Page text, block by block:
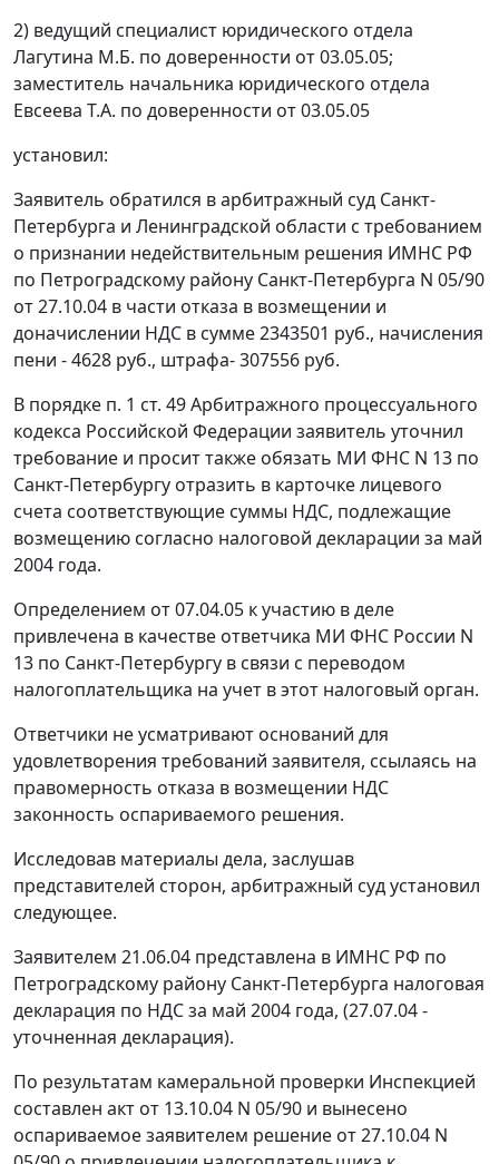
2) ведущий специалист юридического отдела
Лагутина М.Б. по доверенности от 03.05.05;
заместитель начальника юридического отдела
Евсеева Т.А. по доверенности от 03.05.05
установил:
Заявитель обратился в арбитражный суд Санкт-
Петербурга и Ленинградской области с требованием
о признании недействительным решения ИМНС РФ
по Петроградскому району Санкт-Петербурга N 05/90
от 27.10.04 в части отказа в возмещении и
доначислении НДС в сумме 2343501 руб., начисления
пени - 4628 руб., штрафа- 307556 руб.
В порядке п. 1 ст. 49Арбитражного процессуального
кодекса Российской Федерации заявитель уточнил
требование и просит также обязать МИ ФНС N 13 по
Санкт-Петербургу отразить в карточке лицевого
счета соответствующие суммы НДС, подлежащие
возмещению согласно налоговой декларации за май
2004 года.
Определением от 07.04.05 к участию в деле
привлечена в качестве ответчика МИ ФНС России N
13 по Санкт-Петербургу в связи с переводом
налогоплательщика на учет в этот налоговый орган.
Ответчики не усматривают оснований для
удовлетворения требований заявителя, ссылаясь на
правомерность отказа в возмещении НДС
законность оспариваемого решения.
Исследовав материалы дела, заслушав
представителей сторон, арбитражный суд установил
следующее.
Заявителем 21.06.04 представлена в ИМНС РФ по
Петроградскому району Санкт-Петербурга налоговая
декларация по НДС за май 2004 года, (27.07.04 -
уточненная декларация).
По результатам камеральной проверки Инспекцией
составлен акт от 13.10.04 N 05/90 и вынесено
оспариваемое заявителем решение от 27.10.04 N